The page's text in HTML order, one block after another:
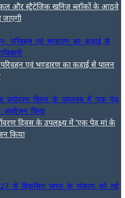
और स्ट्रैटेजिक खनिज ब्लॉकों के आठवे
जाएगी
एवं भण्डारण का कड़ाई से पालन
दिवस के उपलक्ष्य में ‘एक पेड़ मां के
किया